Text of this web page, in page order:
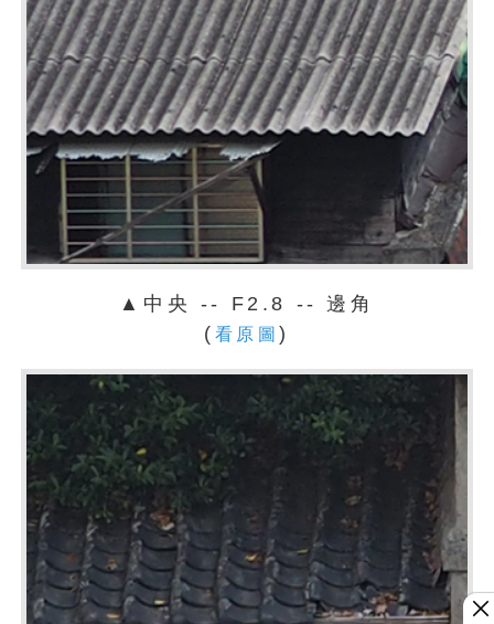
▲中央 -- F2.8 -- 邊角
( 看原圖 )